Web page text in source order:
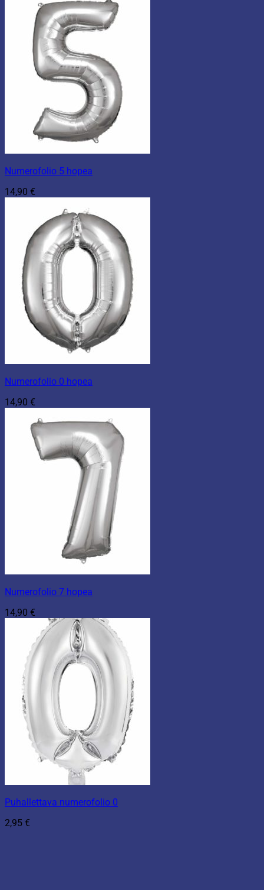
Numerofolio 5 hopea
14,90 €
Numerofolio 0 hopea
14,90 €
Numerofolio 7 hopea
14,90 €
Puhallettava numerofolio 0
2,95 €